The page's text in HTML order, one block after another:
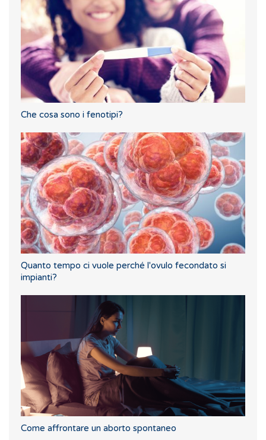
Che cosa sono i fenotipi?
Quanto tempo ci vuole perché l'ovulo fecondato si
impianti?
Come affrontare un aborto spontaneo